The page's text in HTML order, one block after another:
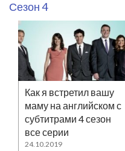
Сезон 4
Как я встретил вашу
маму на английском с
субтитрами 4 сезон
все серии
24.10.2019